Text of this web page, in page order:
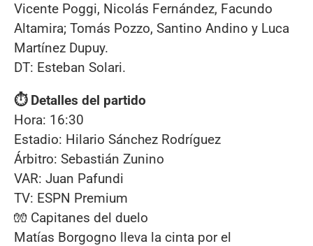
Vicente Poggi, Nicolás Fernández, Facundo
Altamira; Tomás Pozzo, Santino Andino y Luca
Martínez Dupuy.
DT: Esteban Solari.
⏱️ Detalles del partido
Hora: 16:30
Estadio: Hilario Sánchez Rodríguez
Árbitro: Sebastián Zunino
VAR: Juan Pafundi
TV: ESPN Premium
🧤 Capitanes del duelo
Matías Borgogno lleva la cinta por el